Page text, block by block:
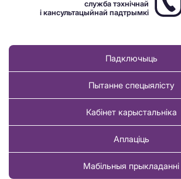
служба тэхнічнай
і кансультацыйнай падтрымкі
Падключыць
Пытанне спецыялісту
Кабінет карыстальніка
Аплаціць
Мабільныя прыкладанні